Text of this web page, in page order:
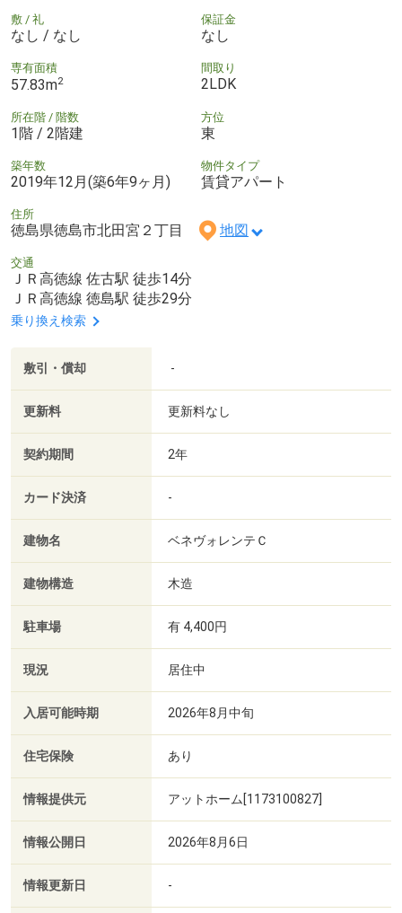
敷 / 礼
なし / なし
保証金
なし
専有面積
57.83m2
間取り
2LDK
所在階 / 階数
1階 / 2階建
方位
東
築年数
2019年12月(築6年9ヶ月)
物件タイプ
賃貸アパート
住所
徳島県徳島市北田宮２丁目 地図
交通
ＪＲ高徳線 佐古駅 徒歩14分
ＪＲ高徳線 徳島駅 徒歩29分
乗り換え検索
敷引・償却 -
更新料 更新料なし
契約期間 2年
カード決済 -
建物名 ベネヴォレンテＣ
建物構造 木造
駐車場 有 4,400円
現況 居住中
入居可能時期 2026年8月中旬
住宅保険 あり
情報提供元 アットホーム[1173100827]
情報公開日 2026年8月6日
情報更新日 -